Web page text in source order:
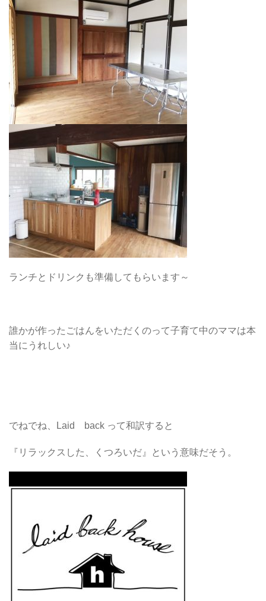
ランチとドリンクも準備してもらいます～
誰かが作ったごはんをいただくのって子育て中のママは本
当にうれしい♪
でねでね、Laid back って和訳すると
『リラックスした、くつろいだ』という意味だそう。